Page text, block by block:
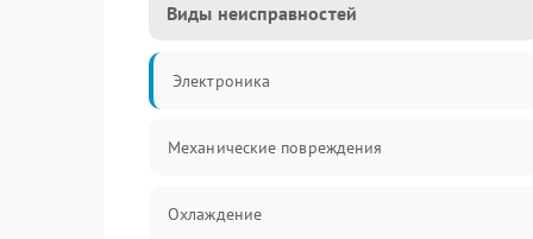
Виды неисправностей
Электроника
Механические повреждения
Охлаждение